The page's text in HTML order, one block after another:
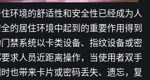
环境的舒适性和安全性已经成为人
的居住环境中起到的重要作用得到
禁系统以卡类设备、指纹设备或密
求人员近距离操作，当使用者双手
也带来卡片或密码丢失、遗忘，复